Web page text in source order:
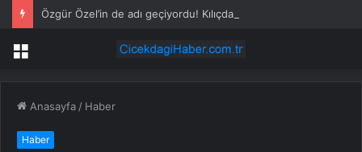
Menü
Anasayfa / Haber
Haber